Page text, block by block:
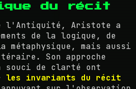
du récit
l'Antiquité, Aristote a
de la logique, de
mais aussi
Son approche
souci de clarté ont
les invariants du récit